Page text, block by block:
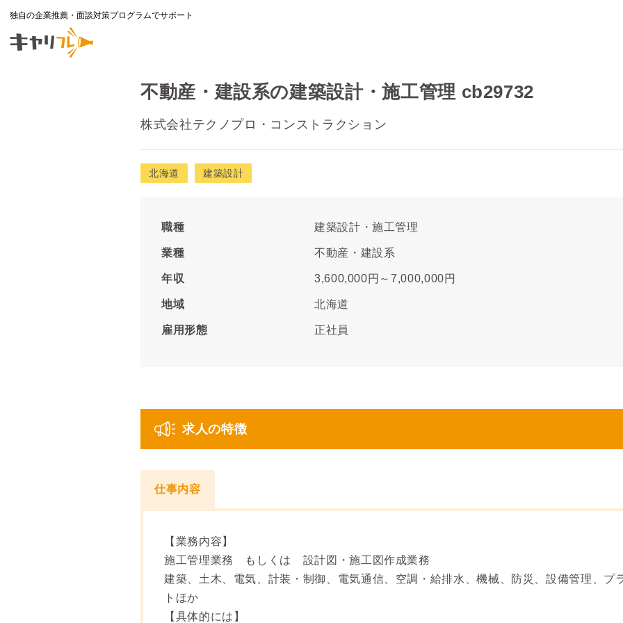
独自の企業推薦・面談対策プログラムでサポート
不動産・建設系の建築設計・施工管理 cb29732
株式会社テクノプロ・コンストラクション
北海道 建築設計
職種 建築設計・施工管理
業種 不動産・建設系
年収 3,600,000円～7,000,000円
地域 北海道
雇用形態 正社員
求人の特徴
仕事内容
【業務内容】
施工管理業務 もしくは 設計図・施工図作成業務
建築、土木、電気、計装・制御、電気通信、空調・給排水、機械、防災、設備管理、プ
トほか
【具体的には】